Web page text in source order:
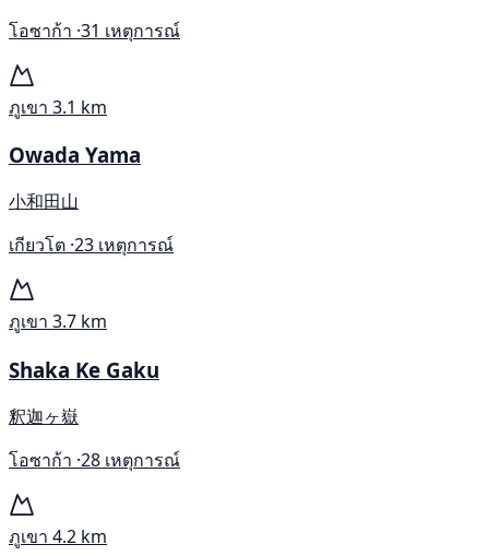
โอซาก้า ·31 เหตุการณ์
ภูเขา 3.1 km
Owada Yama
小和田山
เกียวโต ·23 เหตุการณ์
ภูเขา 3.7 km
Shaka Ke Gaku
釈迦ヶ嶽
โอซาก้า ·28 เหตุการณ์
ภูเขา 4.2 km